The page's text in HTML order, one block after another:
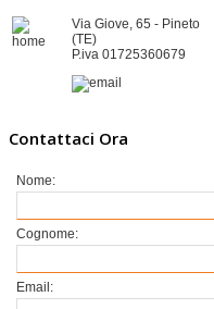
Via Giove, 65 - Pineto
(TE)
P.iva 01725360679
Contattaci Ora
Nome:
Cognome:
Email: